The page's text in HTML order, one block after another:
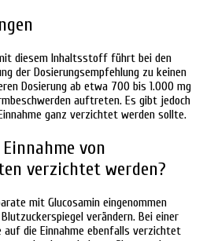
diesem Inhaltsstoff führt bei den
der Dosierungsempfehlung zu keinen
Dosierung ab etwa 700 bis 1.000 mg
auftreten. Es gibt jedoch
ganz verzichtet werden sollte.
von
verzichtet werden?
mit Glucosamin eingenommen
verändern. Bei einer
die Einnahme ebenfalls verzichtet